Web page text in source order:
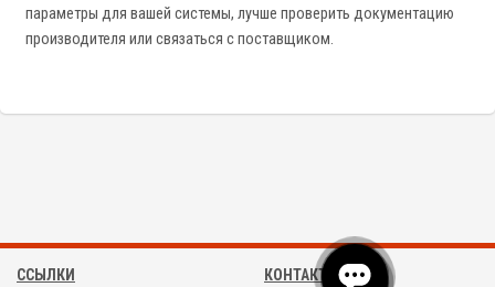
параметры для вашей системы, лучше проверить документацию
производителя или связаться с поставщиком.
ССЫЛКИ КОНТАКТЫ